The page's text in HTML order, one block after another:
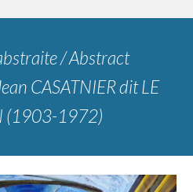
/ Abstract
CASATNIER dit LE
(1903-1972)